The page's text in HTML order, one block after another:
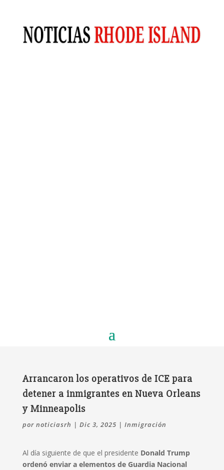
Arrancaron los operativos de ICE para
detener a inmigrantes en Nueva Orleans
y Minneapolis
por noticiasrh | Dic 3, 2025 | Inmigración
Al día siguiente de que el presidente Donald Trump
ordenó enviar a elementos de Guardia Nacional